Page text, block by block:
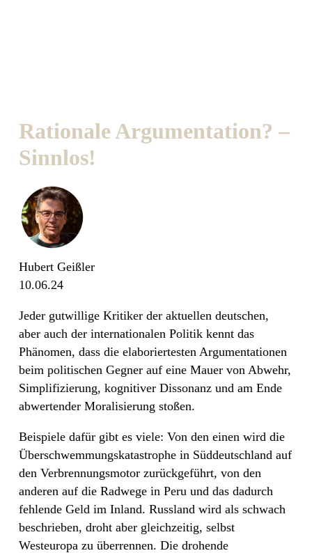
Rationale Argumentation? –
Sinnlos!
Hubert Geißler
10.06.24
Jeder gutwillige Kritiker der aktuellen deutschen,
aber auch der internationalen Politik kennt das
Phänomen, dass die elaboriertesten Argumentationen
beim politischen Gegner auf eine Mauer von Abwehr,
Simplifizierung, kognitiver Dissonanz und am Ende
abwertender Moralisierung stoßen.
Beispiele dafür gibt es viele: Von den einen wird die
Überschwemmungskatastrophe in Süddeutschland auf
den Verbrennungsmotor zurückgeführt, von den
anderen auf die Radwege in Peru und das dadurch
fehlende Geld im Inland. Russland wird als schwach
beschrieben, droht aber gleichzeitig, selbst
Westeuropa zu überrennen. Die drohende